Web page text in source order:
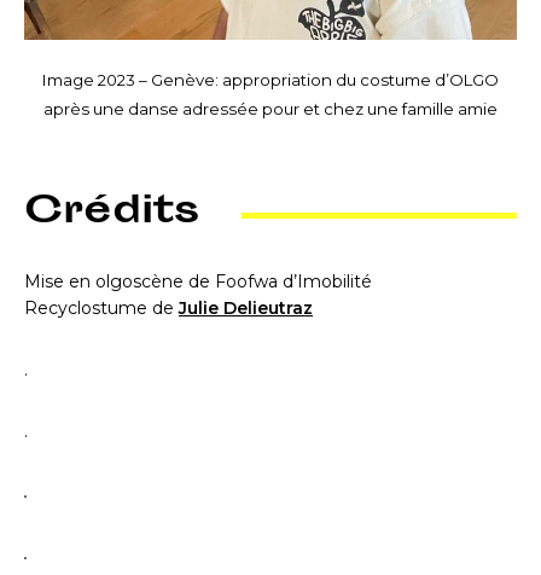
Image 2023 – Genève: appropriation du costume d’OLGO
après une danse adressée pour et chez une famille amie
Crédits
Mise en olgoscène de Foofwa d’Imobilité
Recyclostume deJulie Delieutraz
.
.
.
.